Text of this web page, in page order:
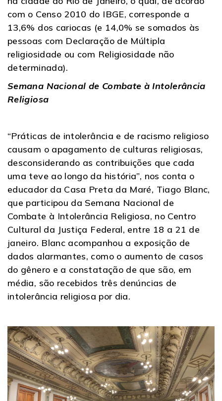
com o Censo 2010 do IBGE, corresponde a
13,6% dos cariocas (e 14,0% se somados às
pessoas com Declaração de Múltipla
religiosidade ou com Religiosidade não
determinada).
Semana Nacional de Combate à Intolerância
Religiosa
“Práticas de intolerância e de racismo religioso
causam o apagamento de culturas religiosas,
desconsiderando as contribuições que cada
uma teve ao longo da história”, nos conta o
educador da Casa Preta da Maré, Tiago Blanc,
que participou da Semana Nacional de
Combate à Intolerância Religiosa, no Centro
Cultural da Justiça Federal, entre 18 a 21 de
janeiro. Blanc acompanhou a exposição de
dados alarmantes, como o aumento de casos
do gênero e a constatação de que são, em
média, são recebidos três denúncias de
intolerância religiosa por dia.